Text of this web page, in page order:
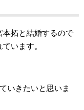
本拓と結婚するので
います。
いきたいと思いま